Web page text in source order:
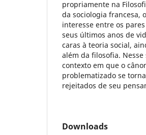
propriamente na
da sociologia francesa,
interesse entre os
seus últimos anos de
caras à teoria social,
além da filosofia.
contexto em que o
problematizado se
rejeitados de seu
Downloads